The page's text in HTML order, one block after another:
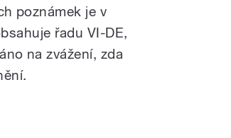
poznámek je v
řadu VI-DE,
na zvážení, zda